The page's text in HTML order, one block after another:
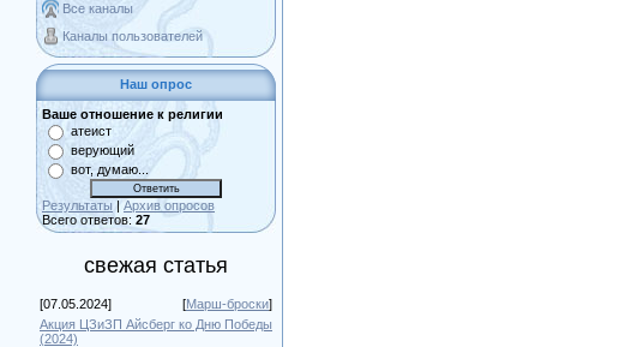
Все каналы
Каналы пользователей
Наш опрос
Ваше отношение к религии
атеист
верующий
вот, думаю...
Результаты | Архив опросов
Всего ответов: 27
свежая статья
[07.05.2024] [Марш-броски]
Акция ЦЗиЗП Айсберг ко Дню Победы
(2024)